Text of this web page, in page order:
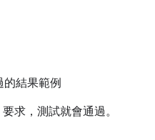
的結果範例
求，測試就會通過。